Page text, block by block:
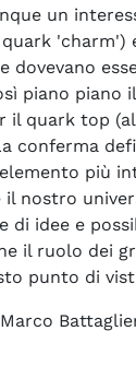
un
dovevano
piano
il quark top
conferma
più
il nostro
idee e
il ruolo dei
punto di